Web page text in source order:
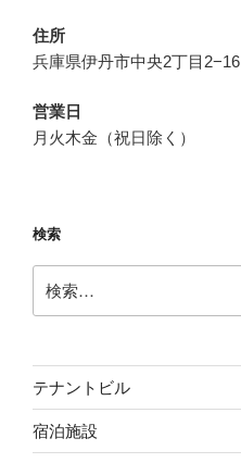
住所
兵庫県伊丹市中央2丁目2−16
営業日
月火木金（祝日除く）
検索
索:
テナントビル
宿泊施設